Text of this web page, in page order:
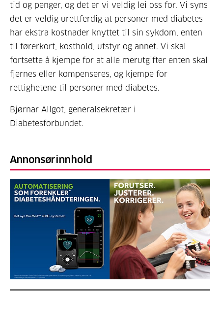
tid og penger, og det er vi veldig lei oss for. Vi syns
det er veldig urettferdig at personer med diabetes
har ekstra kostnader knyttet til sin sykdom, enten
til førerkort, kosthold, utstyr og annet. Vi skal
fortsette å kjempe for at alle merutgifter enten skal
fjernes eller kompenseres, og kjempe for
rettighetene til personer med diabetes.
Bjørnar Allgot, generalsekretær i
Diabetesforbundet.
Annonsørinnhold